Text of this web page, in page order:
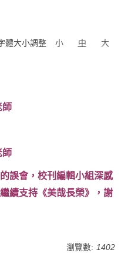
體大小調整 小 中 大
師
師
誤會，校刊編輯小組深感
續支持《美哉長榮》，謝
瀏覽數: 1402